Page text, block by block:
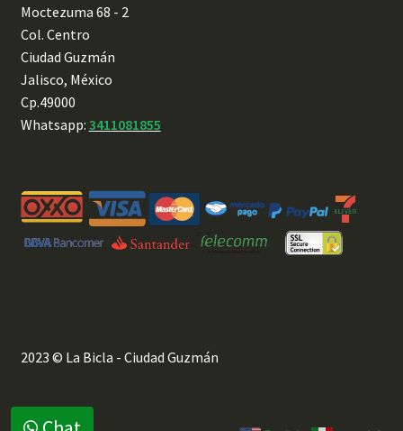
Moctezuma 68 - 2
Col. Centro
Ciudad Guzmán
Jalisco, México
Cp.49000
Whatsapp: 3411081855
2023 © La Bicla - Ciudad Guzmán